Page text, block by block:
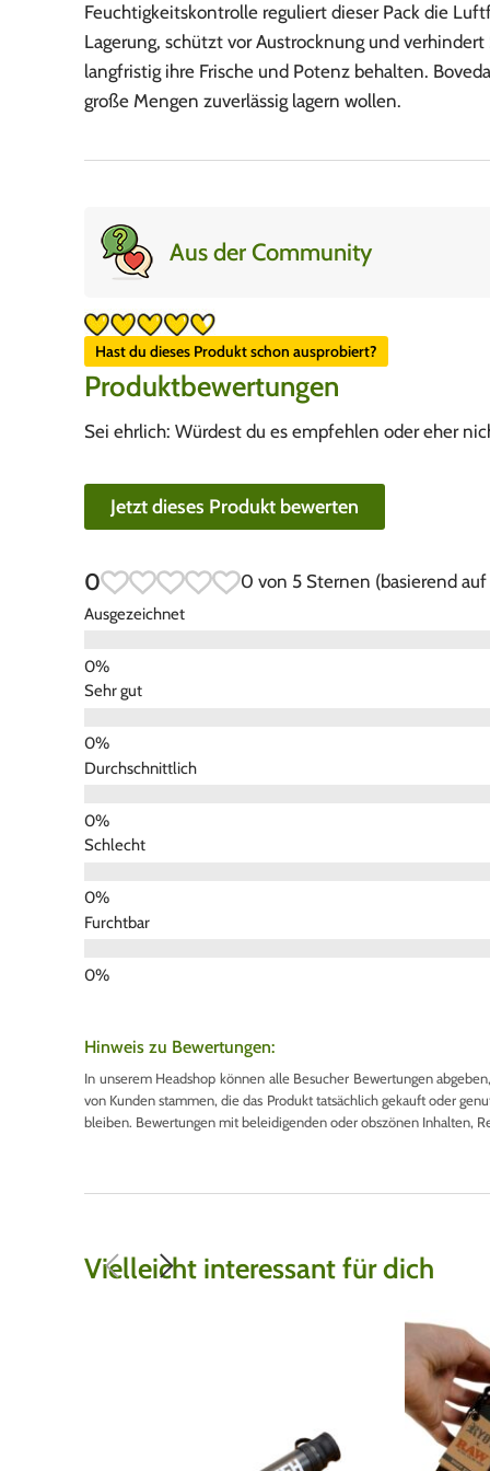
Feuchtigkeitskontrolle reguliert dieser Pack die
Lagerung, schützt vor Austrocknung und
langfristig ihre Frische und Potenz behalten.
große Mengen zuverlässig lagern wollen.
Aus der Community
Hast du dieses Produkt schon ausprobiert?
Produktbewertungen
Sei ehrlich: Würdest du es empfehlen oder eher
Jetzt dieses Produkt bewerten
0 0 von 5 Sternen (basierend
Ausgezeichnet
Sehr gut
Durchschnittlich
Schlecht
Furchtbar
Hinweis zu Bewertungen:
In unserem Headshop können alle Besucher Bewertungen
von Kunden stammen, die das Produkt tatsächlich gekauft oder
bleiben. Bewertungen mit beleidigenden oder obszönen Inhalten,
Vielleicht interessant für dich